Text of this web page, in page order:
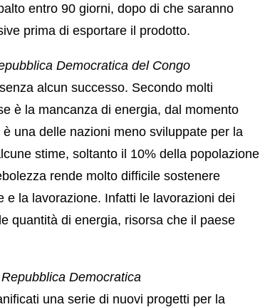
entro 90 giorni, dopo di che saranno
prima di esportare il prodotto.
Democratica del Congo
alcun successo. Secondo molti
è la mancanza di energia, dal momento
è una delle nazioni meno sviluppate per la
stime, soltanto il 10% della popolazione
rende molto difficile sostenere
e la lavorazione. Infatti le lavorazioni dei
quantità di energia, risorsa che il paese
Repubblica Democratica
una serie di nuovi progetti per la